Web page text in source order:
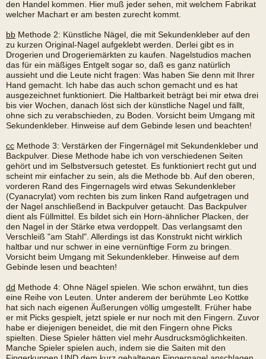
den Handel kommen. Hier muß jeder sehen, mit welchem Fabrikat
welcher Machart er am besten zurecht kommt.
bb Methode 2: Künstliche Nägel, die mit Sekundenkleber auf den
zu kurzen Original-Nagel aufgeklebt werden. Derlei gibt es in
Drogerien und Drogeriemärkten zu kaufen. Nagelstudios machen
das für ein mäßiges Entgelt sogar so, daß es ganz natürlich
aussieht und die Leute nicht fragen: Was haben Sie denn mit Ihrer
Hand gemacht. Ich habe das auch schon gemacht und es hat
ausgezeichnet funktioniert. Die Haltbarkeit beträgt bei mir etwa drei
bis vier Wochen, danach löst sich der künstliche Nagel und fällt,
ohne sich zu verabschieden, zu Boden. Vorsicht beim Umgang mit
Sekundenkleber. Hinweise auf dem Gebinde lesen und beachten!
cc Methode 3: Verstärken der Fingernägel mit Sekundenkleber und
Backpulver. Diese Methode habe ich von verschiedenen Seiten
gehört und im Selbstversuch getestet. Es funktioniert recht gut und
scheint mir einfacher zu sein, als die Methode bb. Auf den oberen,
vorderen Rand des Fingernagels wird etwas Sekundenkleber
(Cyanacrylat) vom rechten bis zum linken Rand aufgetragen und
der Nagel anschließend in Backpulver getaucht. Das Backpulver
dient als Füllmittel. Es bildet sich ein Horn-ähnlicher Placken, der
den Nagel in der Stärke etwa verdoppelt. Das verlangsamt den
Verschleiß "am Stahl". Allerdings ist das Konstrukt nicht wirklich
haltbar und nur schwer in eine vernünftige Form zu bringen.
Vorsicht beim Umgang mit Sekundenkleber. Hinweise auf dem
Gebinde lesen und beachten!
dd Methode 4: Ohne Nägel spielen. Wie schon erwähnt, tun dies
eine Reihe von Leuten. Unter anderem der berühmte Leo Kottke
hat sich nach eigenen Äußerungen völlig umgestellt. Früher habe
er mit Picks gespielt, jetzt spiele er nur noch mit den Fingern. Zuvor
habe er diejenigen beneidet, die mit den Fingern ohne Picks
spielten. Diese Spieler hätten viel mehr Ausdrucksmöglichkeiten.
Manche Spieler spielen auch, indem sie die Saiten mit den